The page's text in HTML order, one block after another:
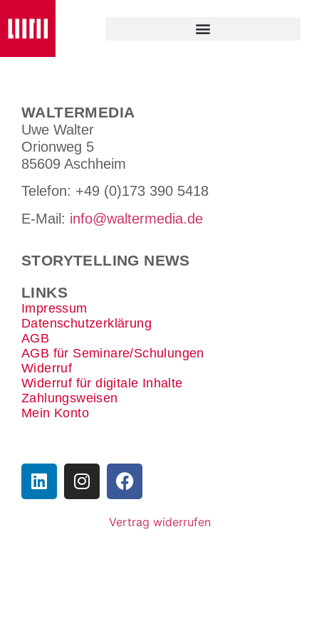
WALTERMEDIA
Uwe Walter
Orionweg 5
85609 Aschheim
Tele­fon: +49 (0)173 390 5418
E-Mail: info@waltermedia.de
STORYTELLING NEWS
LINKS
Impressum
Datenschutzerklärung
AGB
AGB für Seminare/Schulungen
Widerruf
Widerruf für digitale Inhalte
Zahlungsweisen
Mein Konto
Vertrag widerrufen